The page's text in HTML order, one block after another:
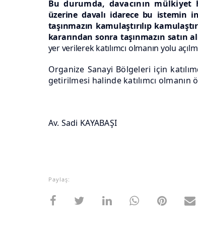
Bu durumda, davacının mülkiyet
üzerine davalı idarece bu istemin
taşınmazın kamulaştırılıp
kararından sonra taşınmazın satın
yer verilerek katılımcı olmanın yolu
Organize Sanayi Bölgeleri için
getirilmesi halinde katılımcı
Av. Sadi KAYABAŞI
Paylaş: